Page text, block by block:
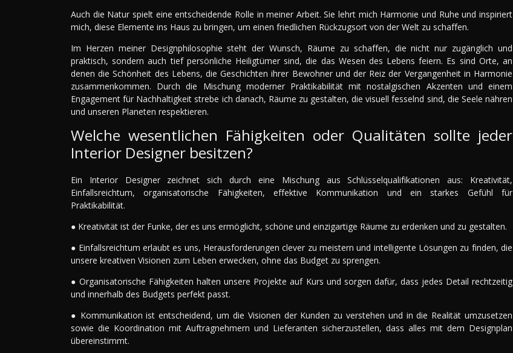
Auch die Natur spielt eine entscheidende Rolle in meiner Arbeit. Sie lehrt mich Harmonie und Ruhe und inspiriert
mich, diese Elemente ins Haus zu bringen, um einen friedlichen Rückzugsort von der Welt zu schaffen.
Im Herzen meiner Designphilosophie steht der Wunsch, Räume zu schaffen, die nicht nur zugänglich und
praktisch, sondern auch tief persönliche Heiligtümer sind, die das Wesen des Lebens feiern. Es sind Orte, an
denen die Schönheit des Lebens, die Geschichten ihrer Bewohner und der Reiz der Vergangenheit in Harmonie
zusammenkommen. Durch die Mischung moderner Praktikabilität mit nostalgischen Akzenten und einem
Engagement für Nachhaltigkeit strebe ich danach, Räume zu gestalten, die visuell fesselnd sind, die Seele nähren
und unseren Planeten respektieren.
Welche wesentlichen Fähigkeiten oder Qualitäten sollte jeder
Interior Designer besitzen?
Ein Interior Designer zeichnet sich durch eine Mischung aus Schlüsselqualifikationen aus: Kreativität,
Einfallsreichtum, organisatorische Fähigkeiten, effektive Kommunikation und ein starkes Gefühl für
Praktikabilität.
● Kreativität ist der Funke, der es uns ermöglicht, schöne und einzigartige Räume zu erdenken und zu gestalten.
● Einfallsreichtum erlaubt es uns, Herausforderungen clever zu meistern und intelligente Lösungen zu finden, die
unsere kreativen Visionen zum Leben erwecken, ohne das Budget zu sprengen.
● Organisatorische Fähigkeiten halten unsere Projekte auf Kurs und sorgen dafür, dass jedes Detail rechtzeitig
und innerhalb des Budgets perfekt passt.
● Kommunikation ist entscheidend, um die Visionen der Kunden zu verstehen und in die Realität umzusetzen
sowie die Koordination mit Auftragnehmern und Lieferanten sicherzustellen, dass alles mit dem Designplan
übereinstimmt.